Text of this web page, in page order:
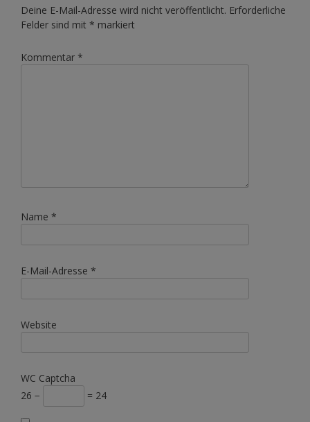
Deine E-Mail-Adresse wird nicht veröffentlicht. Erforderliche
Felder sind mit * markiert
Kommentar *
Name *
E-Mail-Adresse *
Website
WC Captcha
26 −
= 24